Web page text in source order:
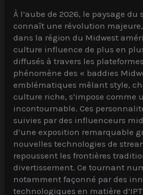
À l’aube de 2026, le paysage
connaît une révolution
dans la région du Midwest
culture influence de plus en
diffusés à travers les
phénomène des « baddies
emblématiques mêlant style,
culture riche, s’impose comme
incontournable. Ces
suivies par des influenceurs
d’une exposition remarquable
nouvelles technologies de
repoussent les frontières
divertissement. Ce tournant
notamment façonné par des
technologiques en matière